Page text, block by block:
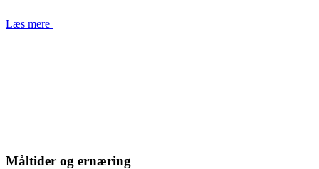
Læs mere
Måltider og ernæring